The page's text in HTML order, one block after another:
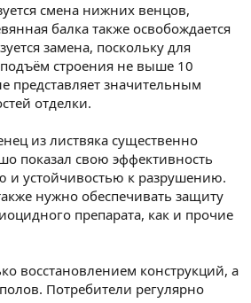
смена нижних венцов,
балка также освобождается
замена, поскольку для
строения не выше 10
представляет значительным
отделки.
из листвяка существенно
показал свою эффективность
и устойчивостью к разрушению.
нужно обеспечивать защиту
препарата, как и прочие
восстановлением конструкций, а
Потребители регулярно